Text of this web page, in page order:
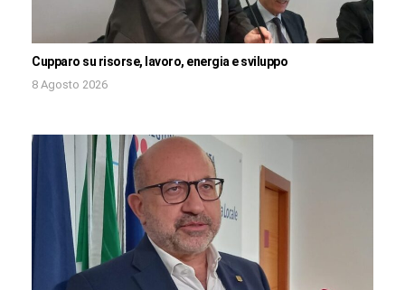
Cupparo su risorse, lavoro, energia e sviluppo
8 Agosto 2026